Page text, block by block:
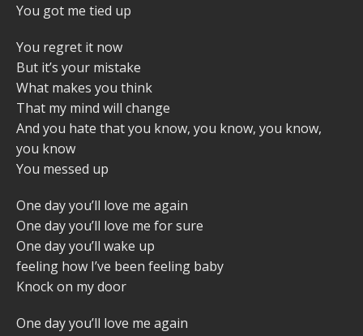
You got me tied up
You regret it now
But it’s your mistake
What makes you think
That my mind will change
And you hate that you know, you know, you know,
you know
You messed up
One day you’ll love me again
One day you’ll love me for sure
One day you’ll wake up
feeling how I’ve been feeling baby
Knock on my door
One day you’ll love me again